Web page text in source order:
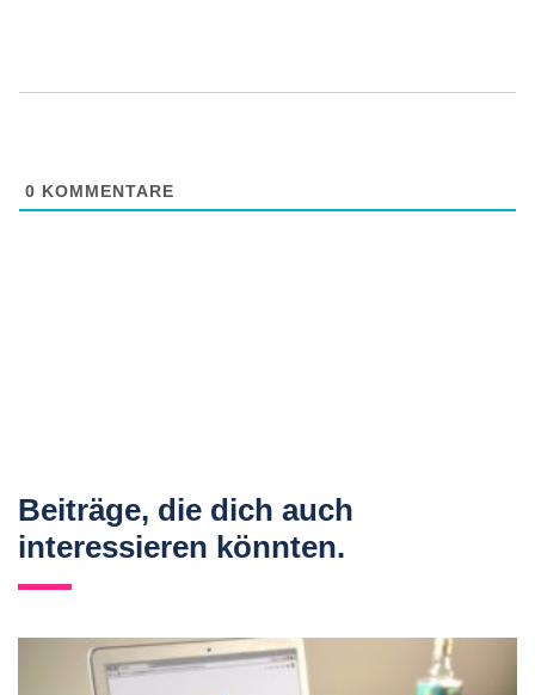
0 KOMMENTARE
Beiträge, die dich auch
interessieren könnten.